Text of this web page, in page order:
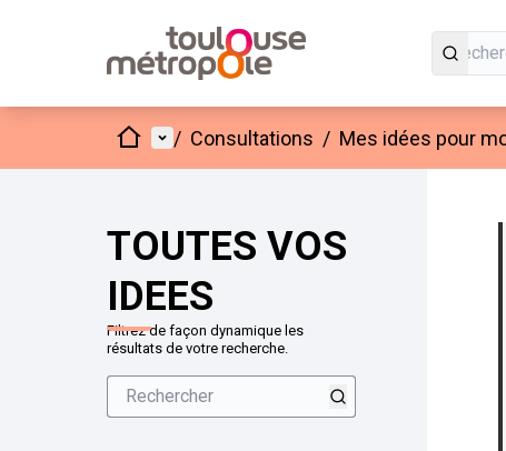
AccueilMenu principal
/ Consultations / Mes idées pour
TOUTES VOS
IDEES
Filtrez de façon dynamique les
résultats de votre recherche.